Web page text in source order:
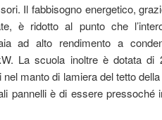
Il fabbisogno energetico,
è ridotto al punto che
ad alto rendimento a
La scuola inoltre è dotata di
manto di lamiera del tetto
pannelli è di essere pressoché